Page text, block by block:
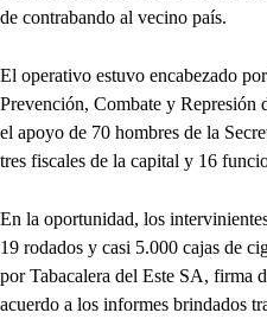
de contrabando al vecino país.
El operativo estuvo encabezado
Prevención, Combate y
el apoyo de 70 hombres de la
tres fiscales de la capital y 16
En la oportunidad, los
19 rodados y casi 5.000 cajas de
por Tabacalera del Este SA, firma
acuerdo a los informes brindados